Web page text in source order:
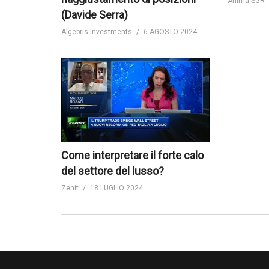
(Davide Serra)
Algebris Investments 6 AGOSTO 2024
Come interpretare il forte calo
del settore del lusso?
Zenit 18 LUGLIO 2024